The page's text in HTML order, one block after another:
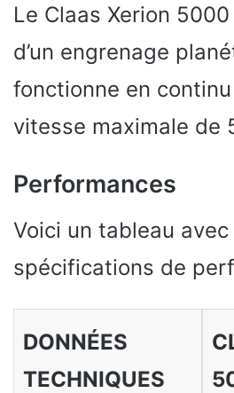
Le Claas Xerion
d’un engrenage
fonctionne en
vitesse maximale de
Performances
Voici un tableau avec
spécifications de
DONNÉES
TECHNIQUES